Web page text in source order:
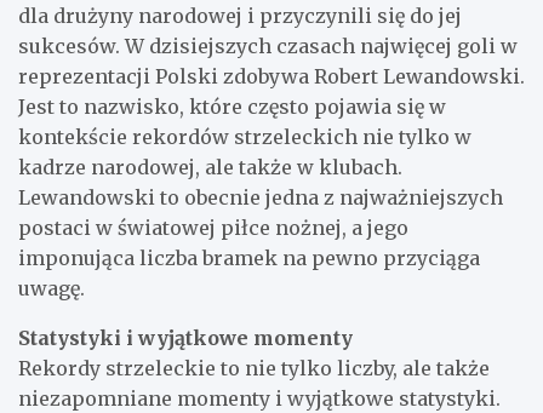
dla drużyny narodowej i przyczynili się do jej
sukcesów. W dzisiejszych czasach najwięcej goli w
reprezentacji Polski zdobywa Robert Lewandowski.
Jest to nazwisko, które często pojawia się w
kontekście rekordów strzeleckich nie tylko w
kadrze narodowej, ale także w klubach.
Lewandowski to obecnie jedna z najważniejszych
postaci w światowej piłce nożnej, a jego
imponująca liczba bramek na pewno przyciąga
uwagę.
Statystyki i wyjątkowe momenty
Rekordy strzeleckie to nie tylko liczby, ale także
niezapomniane momenty i wyjątkowe statystyki.